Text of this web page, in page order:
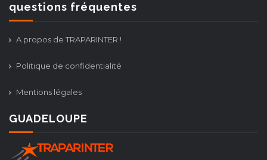
questions fréquentes
A propos de TRAPARINTER !
Politique de confidentialité
Mentions légales
GUADELOUPE